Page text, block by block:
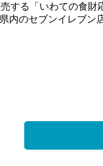
する「いわての食財
内のセブンイレブン